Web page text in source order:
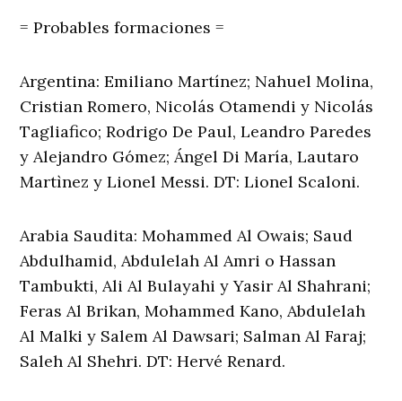
= Probables formaciones =
Argentina: Emiliano Martínez; Nahuel Molina,
Cristian Romero, Nicolás Otamendi y Nicolás
Tagliafico; Rodrigo De Paul, Leandro Paredes
y Alejandro Gómez; Ángel Di María, Lautaro
Martìnez y Lionel Messi. DT: Lionel Scaloni.
Arabia Saudita: Mohammed Al Owais; Saud
Abdulhamid, Abdulelah Al Amri o Hassan
Tambukti, Ali Al Bulayahi y Yasir Al Shahrani;
Feras Al Brikan, Mohammed Kano, Abdulelah
Al Malki y Salem Al Dawsari; Salman Al Faraj;
Saleh Al Shehri. DT: Hervé Renard.